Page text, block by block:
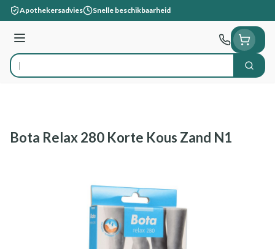
Ga naar de inhoud
Apothekersadvies Snelle beschikbaarheid
Menu
Product, merk, categorie... Zoek
Bota Relax 280 Korte Kous Zand N1